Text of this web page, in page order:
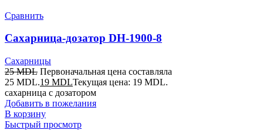
Сравнить
Сахарница-дозатор DH-1900-8
Сахарницы
25MDL Первоначальная цена составляла
25 MDL.19 MDLТекущая цена: 19 MDL.
сахарница с дозатором
Добавить в пожелания
В корзину
Быстрый просмотр